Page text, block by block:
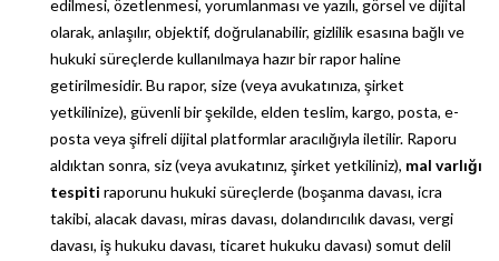
edilmesi, özetlenmesi, yorumlanması ve yazılı, görsel ve dijital
olarak, anlaşılır, objektif, doğrulanabilir, gizlilik esasına bağlı ve
hukuki süreçlerde kullanılmaya hazır bir rapor haline
getirilmesidir. Bu rapor, size (veya avukatınıza, şirket
yetkilinize), güvenli bir şekilde, elden teslim, kargo, posta, e-
posta veya şifreli dijital platformlar aracılığıyla iletilir. Raporu
aldıktan sonra, siz (veya avukatınız, şirket yetkiliniz), mal varlığı
tespiti raporunu hukuki süreçlerde (boşanma davası, icra
takibi, alacak davası, miras davası, dolandırıcılık davası, vergi
davası, iş hukuku davası, ticaret hukuku davası) somut delil